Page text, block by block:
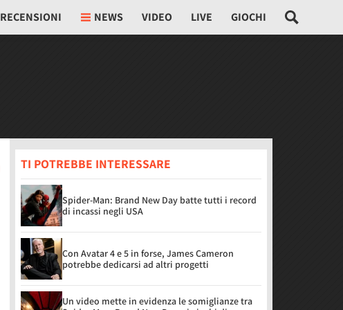
RECENSIONI NEWS VIDEO LIVE GIOCHI
TI POTREBBE INTERESSARE
Spider-Man: Brand New Day batte tutti i record
di incassi negli USA
Con Avatar 4 e 5 in forse, James Cameron
potrebbe dedicarsi ad altri progetti
Un video mette in evidenza le somiglianze tra